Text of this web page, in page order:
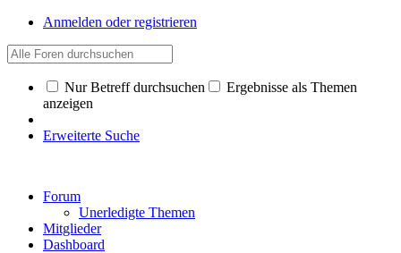
Anmelden oder registrieren
Nur Betreff durchsuchen
Ergebnisse als Themen
anzeigen
Erweiterte Suche
Forum
Unerledigte Themen
Mitglieder
Dashboard